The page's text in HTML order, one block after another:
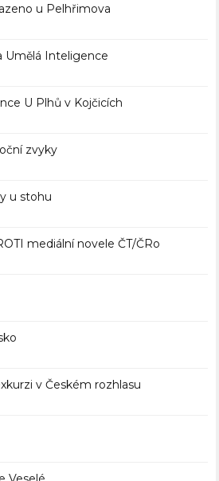
u Pelhřimova
Umělá Inteligence
U Plhů v Kojčicích
zvyky
u stohu
mediální novele ČT/ČRo
v Českém rozhlasu